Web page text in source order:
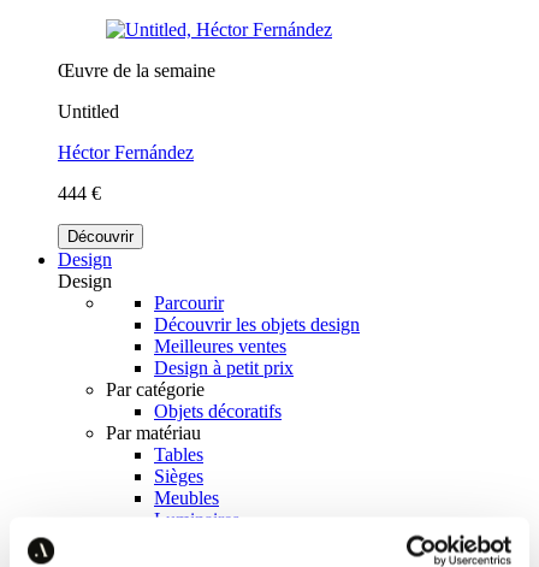
Œuvre de la semaine
Untitled
Héctor Fernández
444 €
Découvrir
Design
Design
Parcourir
Découvrir les objets design
Meilleures ventes
Design à petit prix
Par catégorie
Objets décoratifs
Par matériau
Tables
Sièges
Meubles
Luminaires